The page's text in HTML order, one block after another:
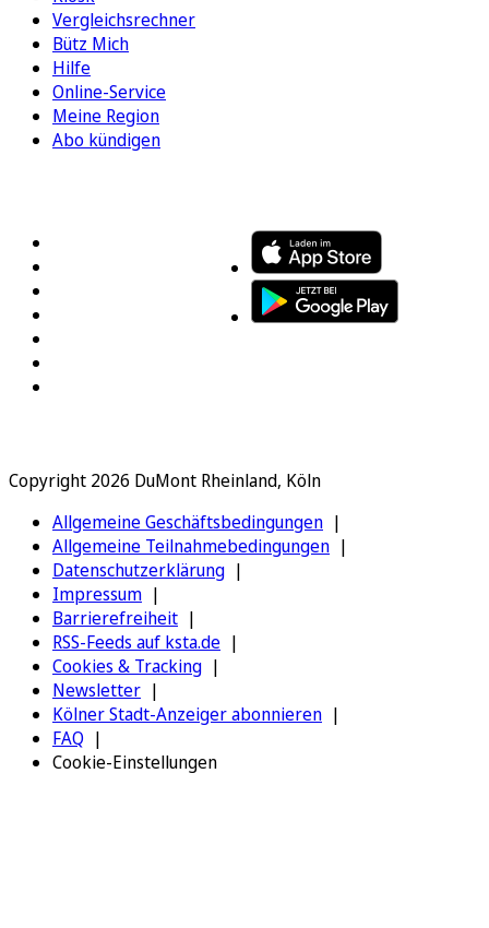
Vergleichsrechner
Bütz Mich
Hilfe
Online-Service
Meine Region
Abo kündigen
Copyright 2026 DuMont Rheinland, Köln
Allgemeine Geschäftsbedingungen
Allgemeine Teilnahmebedingungen
Datenschutzerklärung
Impressum
Barrierefreiheit
RSS-Feeds auf ksta.de
Cookies & Tracking
Newsletter
Kölner Stadt-Anzeiger abonnieren
FAQ
Cookie-Einstellungen